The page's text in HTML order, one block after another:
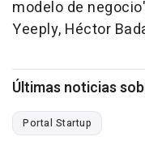
modelo de
Yeeply, Héctor
Últimas noticias
Portal Startup